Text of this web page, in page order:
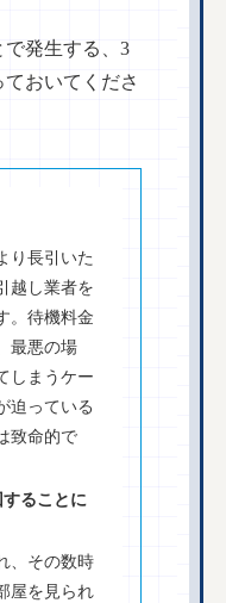
で発生する、3
おいてくださ
り長引いた
越し業者を
。待機料金
最悪の場
しまうケー
迫っている
致命的で
することに
、その数時
屋を見られ